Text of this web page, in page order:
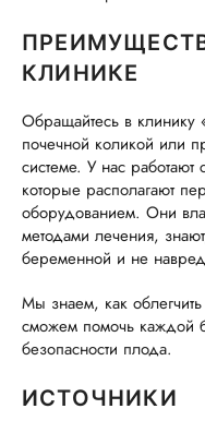
КЛИНИКЕ
Обращайтесь в клинику
почечной коликой или
системе. У нас
которые располагают
оборудованием. Они
методами лечения,
беременной и не
Мы знаем, как
сможем помочь каждой
безопасности плода.
ИСТОЧНИКИ